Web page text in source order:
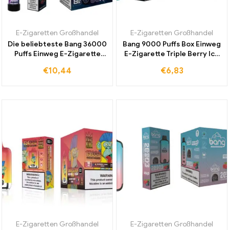
E-Zigaretten Großhandel
Die beliebteste Bang 36000
Puffs Einweg E-Zigarette
zu einem günstigen Preis
€10,44
E-Zigaretten Großhandel
Bang 9000 Puffs Box Einweg
E-Zigarette Triple Berry Ice
erfrischenden fruchtigen
€6,83
E-Zigaretten Großhandel
E-Zigaretten Großhandel